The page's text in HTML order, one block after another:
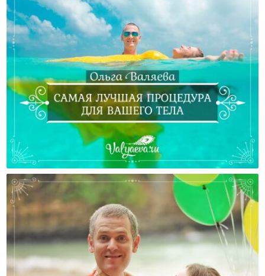
Самая Лучшая Процедура Для Вашего Тела